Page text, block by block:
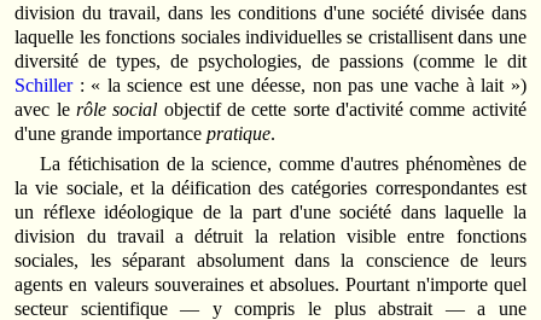
division du travail, dans les conditions d'une société divisée dans
laquelle les fonctions sociales individuelles se cristallisent dans une
diversité de types, de psychologies, de passions (comme le dit
Schiller: « la science est une déesse, non pas une vache à lait »)
avec le rôle social objectif de cette sorte d'activité comme activité
d'une grande importancepratique.
La fétichisation de la science, comme d'autres phénomènes de
la vie sociale, et la déification des catégories correspondantes est
un réflexe idéologique de la part d'une société dans laquelle la
division du travail a détruit la relation visible entre fonctions
sociales, les séparant absolument dans la conscience de leurs
agents en valeurs souveraines et absolues. Pourtant n'importe quel
secteur scientifique — y compris le plus abstrait — a une